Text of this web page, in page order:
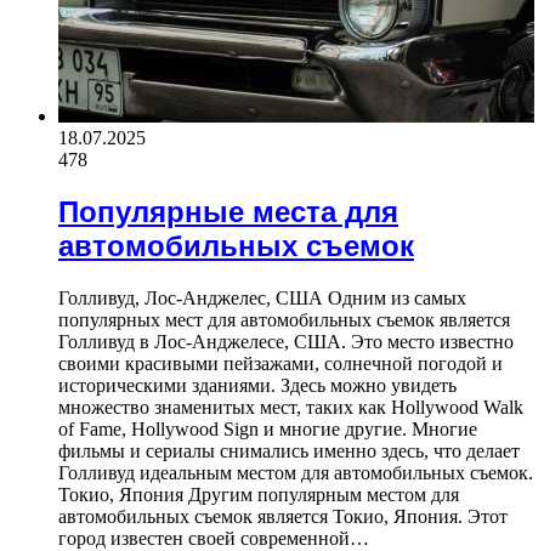
18.07.2025
478
Популярные места для
автомобильных съемок
Голливуд, Лос-Анджелес, США Одним из самых
популярных мест для автомобильных съемок является
Голливуд в Лос-Анджелесе, США. Это место известно
своими красивыми пейзажами, солнечной погодой и
историческими зданиями. Здесь можно увидеть
множество знаменитых мест, таких как Hollywood Walk
of Fame, Hollywood Sign и многие другие. Многие
фильмы и сериалы снимались именно здесь, что делает
Голливуд идеальным местом для автомобильных съемок.
Токио, Япония Другим популярным местом для
автомобильных съемок является Токио, Япония. Этот
город известен своей современной…